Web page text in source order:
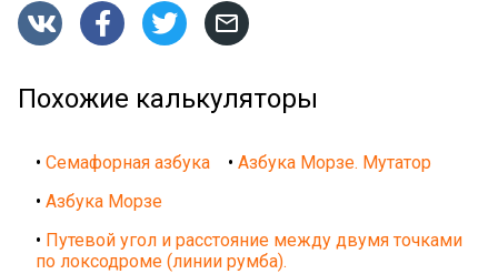
   
Похожие калькуляторы
• Семафорная азбука • Азбука Морзе. Мутатор
• Азбука Морзе
• Путевой угол и расстояние между двумя точками
по локсодроме (линии румба).